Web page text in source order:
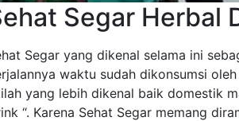
Segar Herbal
Segar yang dikenal selama ini
waktu sudah dikonsumsi
yang lebih dikenal baik domestik
“. Karena Sehat Segar memang